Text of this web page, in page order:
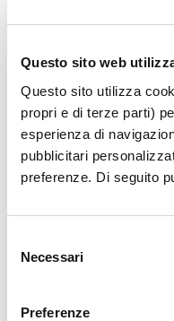
Questo sito web
Questo sito utilizza
propri e di terze parti)
esperienza di
pubblicitari
preferenze. Di seguito
delNecessari
Preferenze